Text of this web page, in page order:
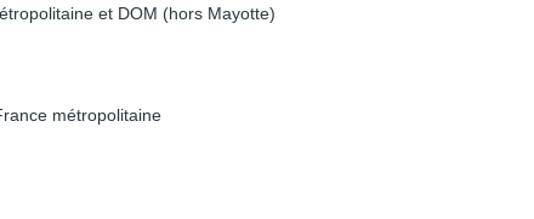
et DOM (hors Mayotte)
métropolitaine